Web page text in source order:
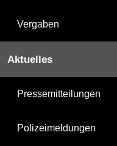
Vergaben
Aktuelles
Pressemitteilungen
Polizeimeldungen